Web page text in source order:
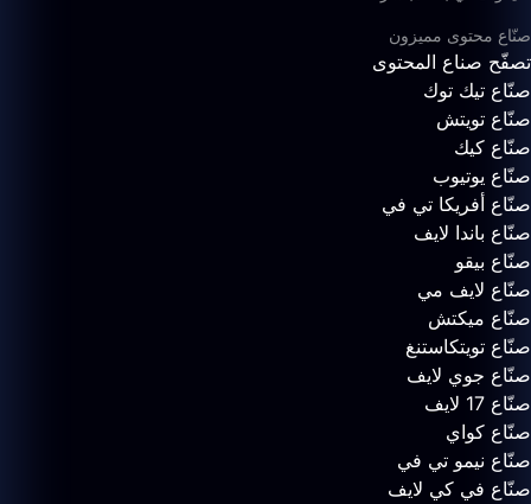
صنّاع محتوى مميزون
تصفّح صناع المحتوى
صنّاع تيك توك
صنّاع تويتش
صنّاع كيك
صنّاع يوتيوب
صنّاع أفريكا تي في
صنّاع باندا لايف
صنّاع بيقو
صنّاع لايف مي
صنّاع ميكتش
صنّاع تويتكاستنغ
صنّاع جوي لايف
صنّاع 17 لايف
صنّاع كواي
صنّاع نيمو تي في
صنّاع في كي لايف